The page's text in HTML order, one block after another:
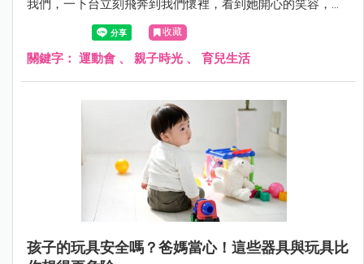
我們，一下台立刻飛奔到我們懷裡，看到她開心的笑容，真
的覺得好在有特別請假參加運動會。
收藏
關鍵字： 運動會 、 親子時光 、 育兒生活
孩子的玩具安全嗎？爸媽當心！這些器具與玩具比